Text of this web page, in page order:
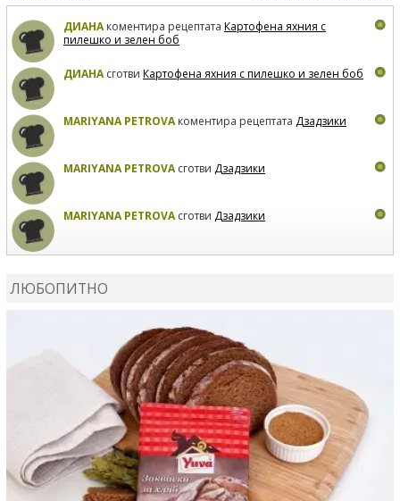
ДИАНАкоментира рецептата Картофена яхния с
пилешко и зелен боб
ДИАНАсготви Картофена яхния с пилешко и зелен боб
MARIYANA PETROVAкоментира рецептата Дзадзики
MARIYANA PETROVAсготви Дзадзики
MARIYANA PETROVAсготви Дзадзики
ЛЮБОПИТНО